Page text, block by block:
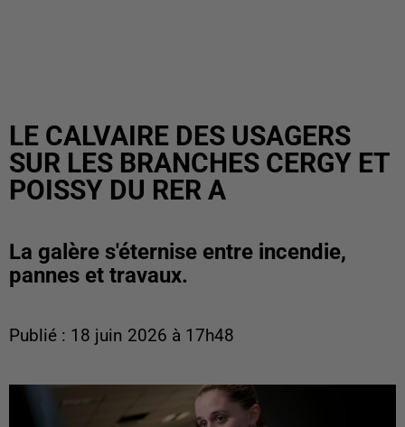
LE CALVAIRE DES USAGERS
SUR LES BRANCHES CERGY ET
POISSY DU RER A
La galère s'éternise entre incendie,
pannes et travaux.
Publié : 18 juin 2026 à 17h48